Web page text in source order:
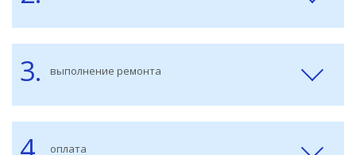
3. выполнение ремонта
оплата